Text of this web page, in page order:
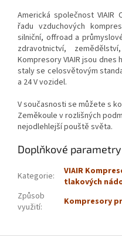
Americká společnost VIAIR
řadu vzduchových
silniční, offroad a
zdravotnictví,
Kompresory VIAIR jsou dnes
staly se celosvětovým
a 24 V vozidel.
V současnosti se můžete s
Zeměkoule v rozlišných
nejodlehlejší pouště světa.
Doplňkové parametry
Kategorie: VIAIR
tlakových
Způsob
využití: Kompresory